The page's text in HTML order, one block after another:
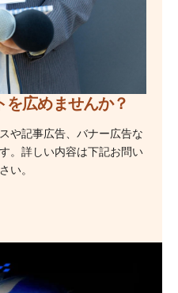
広めませんか？
や記事広告、バナー広告な
。詳しい内容は下記お問い
い。